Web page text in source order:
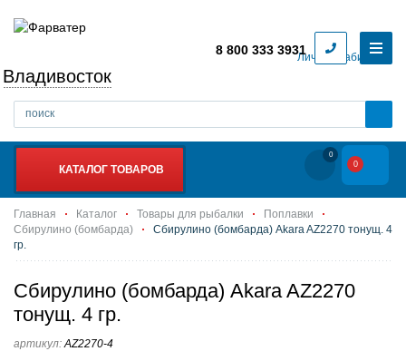
Личный кабинет
Владивосток
8 800 333 3931
КАТАЛОГ ТОВАРОВ
0
0
Главная Каталог Товары для рыбалки
Поплавки
Сбирулино (бомбарда)
Сбирулино (бомбарда) Akara AZ2270 тонущ. 4
гр.
Сбирулино (бомбарда) Akara AZ2270
тонущ. 4 гр.
артикул: AZ2270-4